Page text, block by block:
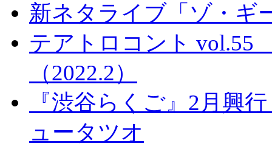
新ネタライブ「ゾ・ギ
テアトロコント
（2022.2）
『渋谷らくご』2月興
ュータツオ